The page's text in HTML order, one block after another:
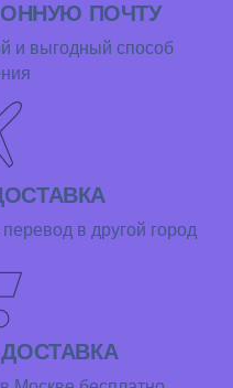
ПОЧТУ
и выгодный способ
в другой город